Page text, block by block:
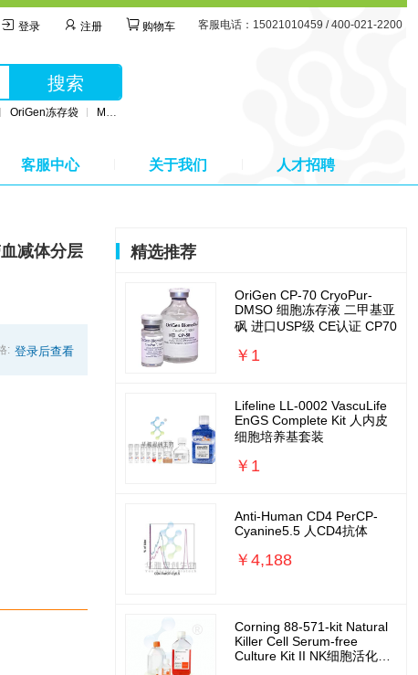
登录 注册 购物车 客服电话：15021010459 / 400-021-2200
搜索
OriGen冻存袋 MSC无血清培养基
客服中心 关于我们 人才招聘
减体分层
: 登录后查看
精选推荐
OriGen CP-70 CryoPur-
DMSO 细胞冻存液 二甲基亚
砜 进口USP级 CE认证 CP70
￥1
Lifeline LL-0002 VascuLife
EnGS Complete Kit 人内皮
细胞培养基套装
￥1
Anti-Human CD4 PerCP-
Cyanine5.5 人CD4抗体
￥4,188
Corning 88-571-kit Natural
Killer Cell Serum-free
Culture Kit II NK细胞活化扩